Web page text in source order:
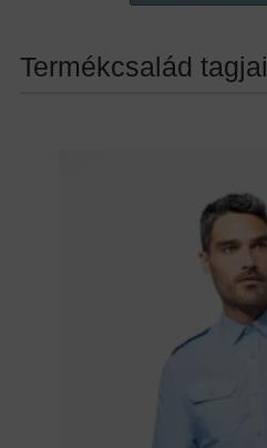
Termékcsalád tagjai